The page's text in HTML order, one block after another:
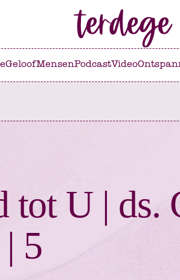
GeloofMensenPodcastVideo
tot U | ds.
5